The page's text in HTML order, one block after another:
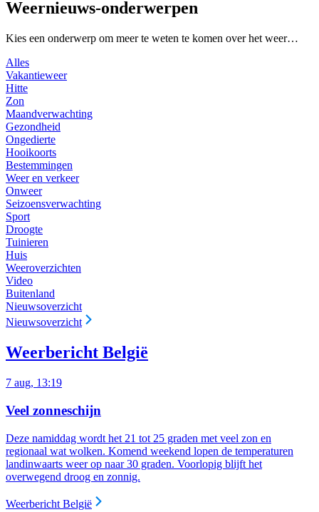
Weernieuws-onderwerpen
Kies een onderwerp om meer te weten te komen over het weer…
Alles
Vakantieweer
Hitte
Zon
Maandverwachting
Gezondheid
Ongedierte
Hooikoorts
Bestemmingen
Weer en verkeer
Onweer
Seizoensverwachting
Sport
Droogte
Tuinieren
Huis
Weeroverzichten
Video
Buitenland
Nieuwsoverzicht
Nieuwsoverzicht
Weerbericht België
7 aug, 13:19
Veel zonneschijn
Deze namiddag wordt het 21 tot 25 graden met veel zon en
regionaal wat wolken. Komend weekend lopen de temperaturen
landinwaarts weer op naar 30 graden. Voorlopig blijft het
overwegend droog en zonnig.
Weerbericht België